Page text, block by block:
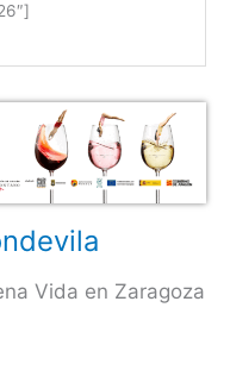
Vida en Zaragoza